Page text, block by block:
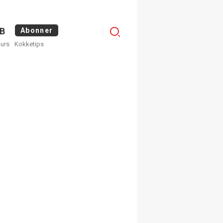
Abonner
Kokketips
Logg